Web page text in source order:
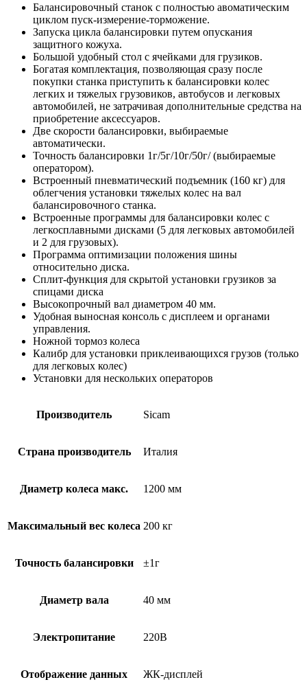
Балансировочный станок с полностью авоматическим
циклом пуск-измерение-торможение.
Запуска цикла балансировки путем опускания
защитного кожуха.
Большой удобный стол с ячейками для грузиков.
Богатая комплектация, позволяющая сразу после
покупки станка приступить к балансировки колес
легких и тяжелых грузовиков, автобусов и легковых
автомобилей, не затрачивая дополнительные средства на
приобретение аксессуаров.
Две скорости балансировки, выбираемые
автоматически.
Точность балансировки 1г/5г/10г/50г/ (выбираемые
оператором).
Встроенный пневматический подъемник (160 кг) для
облегчения установки тяжелых колес на вал
балансировочного станка.
Встроенные программы для балансировки колес с
легкосплавными дисками (5 для легковых автомобилей
и 2 для грузовых).
Программа оптимизации положения шины
относительно диска.
Сплит-функция для скрытой установки грузиков за
спицами диска
Высокопрочный вал диаметром 40 мм.
Удобная выносная консоль с дисплеем и органами
управления.
Ножной тормоз колеса
Калибр для установки приклеивающихся грузов (только
для легковых колес)
Установки для нескольких операторов
Производитель Sicam
Страна производитель Италия
Диаметр колеса макс. 1200 мм
Максимальный вес колеса 200 кг
Точность балансировки ±1г
Диаметр вала 40 мм
Электропитание 220В
Отображение данных ЖК-дисплей